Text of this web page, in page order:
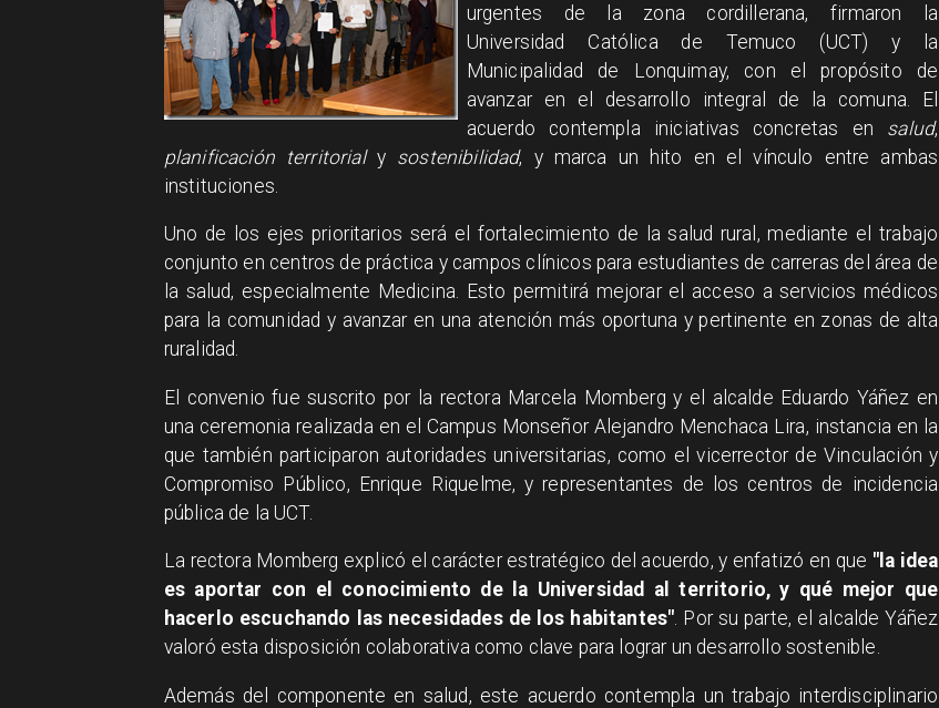
urgentes de la zona cordillerana, firmaron la
Universidad Católica de Temuco (UCT) y la
Municipalidad de Lonquimay, con el propósito de
avanzar en el desarrollo integral de la comuna. El
acuerdo contempla iniciativas concretas en salud,
planificación territorialy sostenibilidad, y marca un hito en el vínculo entre ambas
instituciones.
Uno de los ejes prioritarios será el fortalecimiento de la salud rural, mediante el trabajo
conjunto en centros de práctica y campos clínicos para estudiantes de carreras del área de
la salud, especialmente Medicina. Esto permitirá mejorar el acceso a servicios médicos
para la comunidad y avanzar en una atención más oportuna y pertinente en zonas de alta
ruralidad.
El convenio fue suscrito por la rectora Marcela Momberg y el alcalde Eduardo Yáñez en
una ceremonia realizada en el Campus Monseñor Alejandro Menchaca Lira, instancia en la
que también participaron autoridades universitarias, como el vicerrector de Vinculación y
Compromiso Público, Enrique Riquelme, y representantes de los centros de incidencia
pública de la UCT.
La rectora Momberg explicó el carácter estratégico del acuerdo, y enfatizó en que "la idea
es aportar con el conocimiento de la Universidad al territorio, y qué mejor que
hacerlo escuchando las necesidades de los habitantes". Por su parte, el alcalde Yáñez
valoró esta disposición colaborativa como clave para lograr un desarrollo sostenible.
Además del componente en salud, este acuerdo contempla un trabajo interdisciplinario